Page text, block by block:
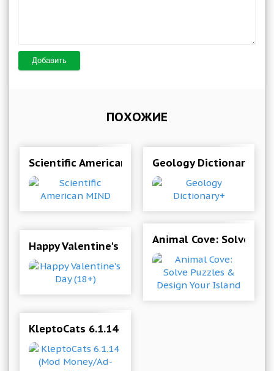
Добавить
ПОХОЖИЕ
Scientific American MINDGeology Dictionary+
Happy Valentine's Day (18+)Animal Cove: Solve
KleptoCats 6.1.14 (Mod Money/Ad-Free)